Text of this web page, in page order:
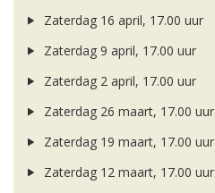
Zaterdag 16 april, 17.00 uur
Zaterdag 9 april, 17.00 uur
Zaterdag 2 april, 17.00 uur
Zaterdag 26 maart, 17.00 uur
Zaterdag 19 maart, 17.00 uur
Zaterdag 12 maart, 17.00 uur